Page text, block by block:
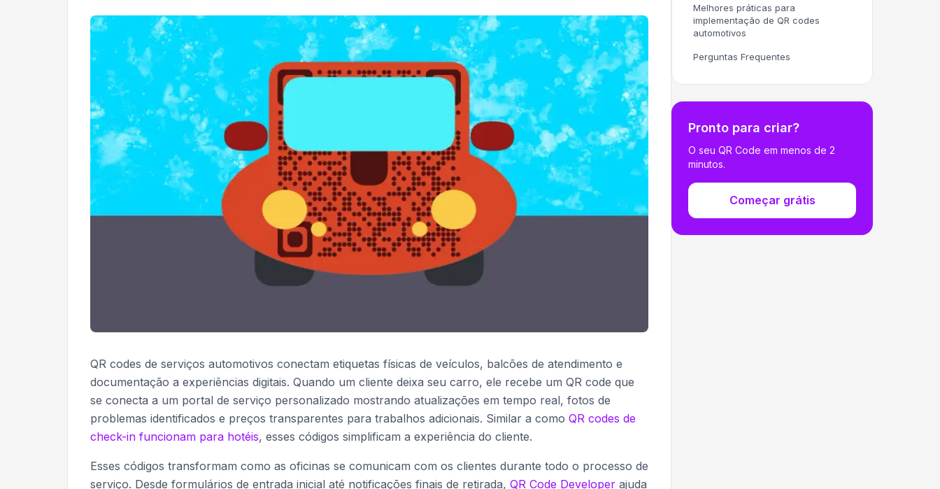
QR codes de serviços automotivos conectam etiquetas físicas de veículos, balcões de atendimento e
documentação a experiências digitais. Quando um cliente deixa seu carro, ele recebe um QR code que
se conecta a um portal de serviço personalizado mostrando atualizações em tempo real, fotos de
problemas identificados e preços transparentes para trabalhos adicionais. Similar a como QR codes de
check-in funcionam para hotéis, esses códigos simplificam a experiência do cliente.
Esses códigos transformam como as oficinas se comunicam com os clientes durante todo o processo de
serviço. Desde formulários de entrada inicial até notificações finais de retirada, QR Code Developer ajuda
Melhores práticas para
implementação de QR codes
automotivos
Perguntas Frequentes
Pronto para criar?
O seu QR Code em menos de 2
minutos.
Começar grátis